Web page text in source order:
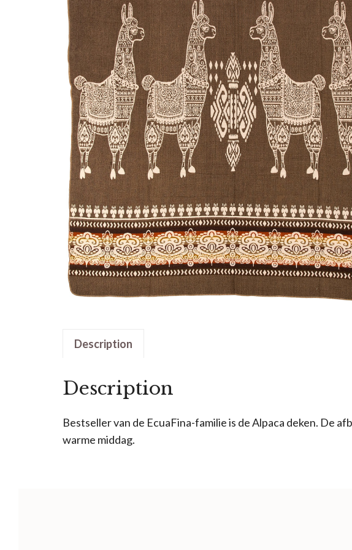
Description
Description
Bestseller van de EcuaFina-familie is de Alpaca deken. De
warme middag.